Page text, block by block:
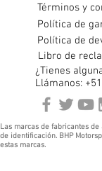
Términos y
Política de
Política de
Libro de
¿Tienes
Llámanos:
Las marcas de fabricantes
de identificación. BHP
estas marcas.